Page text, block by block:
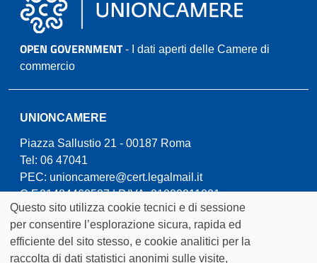
OPEN GOVERNMENT- I dati aperti delle Camere di
commercio
UNIONCAMERE
Piazza Sallustio 21 - 00187 Roma
Tel: 06 47041
PEC: unioncamere@cert.legalmail.it
C.F.01484460587 | P.IVA: 01000211001
Cookie
Questo sito utilizza cookie tecnici e di sessione
per consentire l’esplorazione sicura, rapida ed
efficiente del sito stesso, e cookie analitici per la
raccolta di dati statistici anonimi sulle visite,